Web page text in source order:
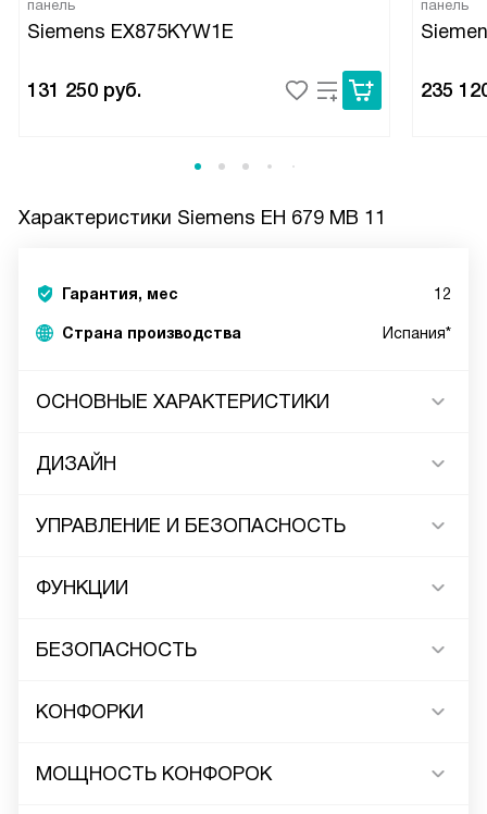
панель
Siemens EX875KYW1E
131 250 руб.
панель
235
Характеристики Siemens EH 679 MB 11
Гарантия, мес 12
Страна производства Испания*
ОСНОВНЫЕ ХАРАКТЕРИСТИКИ
ДИЗАЙН
УПРАВЛЕНИЕ И БЕЗОПАСНОСТЬ
ФУНКЦИИ
БЕЗОПАСНОСТЬ
КОНФОРКИ
МОЩНОСТЬ КОНФОРОК